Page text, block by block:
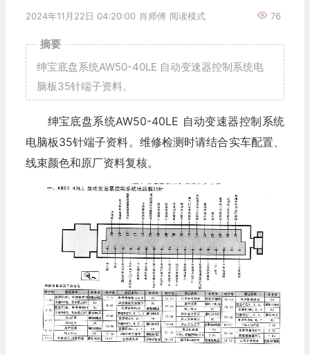
2024年11月22日 04:20:00 肖师傅 76
阅读模式
摘要
绅宝底盘系统AW50-40LE 自动变速器控制系统电
脑板35针端子资料。
绅宝底盘系统AW50-40LE 自动变速器控制系统
电脑板35针端子资料。维修检测时请结合实车配置、
线束颜色和原厂资料复核。